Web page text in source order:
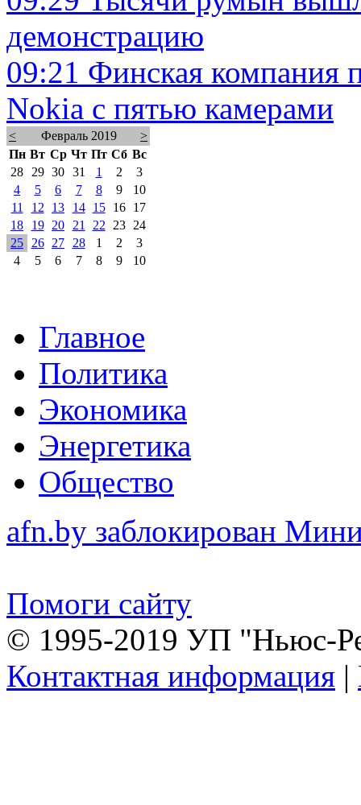
демонстрацию
09:21 Финская компания
Nokia с пятью камерами
< Февраль 2019
>
Пн Вт Ср Чт Пт Сб Вс
28
29 30 31 1 2
3
4
5 6 7 8 9
10
11
12 13 14 15 16
17
18
19 20 21 22 23
24
25
26 27 28 1 2
3
4
5 6 7 8 9 10
Главное
Политика
Экономика
Энергетика
Общество
afn.by заблокирован
Помоги сайту
© 1995-2019 УП "Ньюс-
Контактная информация |